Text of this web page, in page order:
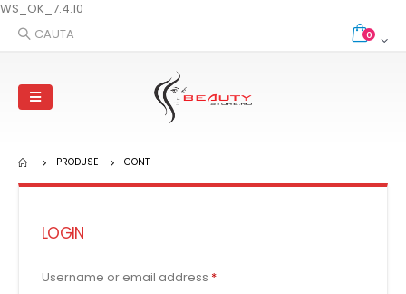
WS_OK_7.4.10
CAUTA
0
PRODUSE CONT
LOGIN
Username or email address *